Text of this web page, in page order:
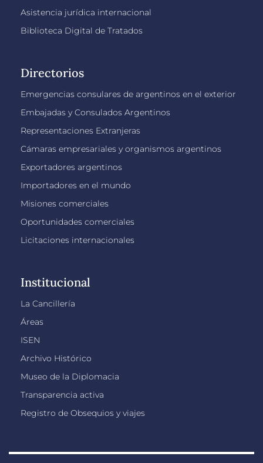
Asistencia jurídica internacional
Biblioteca Digital de Tratados
Directorios
Emergencias consulares de argentinos en el exterior
Embajadas y Consulados Argentinos
Representaciones Extranjeras
Cámaras empresariales y organismos argentinos
Exportadores argentinos
Importadores en el mundo
Misiones comerciales
Oportunidades comerciales
Licitaciones internacionales
Institucional
La Cancillería
Áreas
ISEN
Archivo Histórico
Museo de la Diplomacia
Transparencia activa
Registro de Obsequios y viajes